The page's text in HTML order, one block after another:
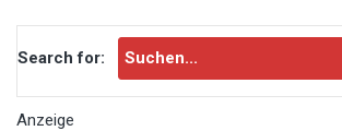
Search for:
Anzeige